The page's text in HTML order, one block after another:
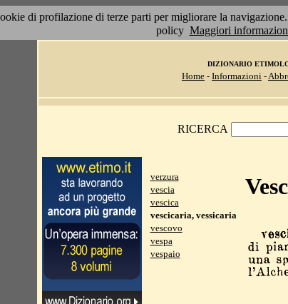
di profilazione di terze parti per migliorare la
policy Maggiori
DIZIONARIO
Home - Informazioni -
RICERCA
verzura
vescia
vescica
vescicaria, vessicaria
vescovo
vespa
vespaio